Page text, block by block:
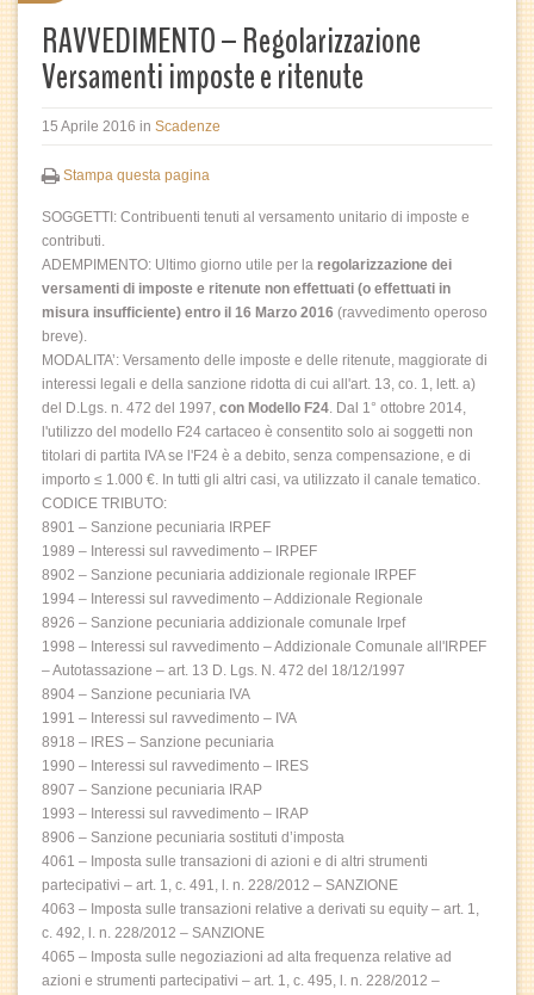
RAVVEDIMENTO – Regolarizzazione
Versamenti imposte e ritenute
15 Aprile 2016 in Scadenze
Stampa questa pagina
SOGGETTI: Contribuenti tenuti al versamento unitario di imposte e
contributi.
ADEMPIMENTO: Ultimo giorno utile per la regolarizzazione dei
versamenti di imposte e ritenute non effettuati (o effettuati in
misura insufficiente) entro il 16 Marzo 2016 (ravvedimento operoso
breve).
MODALITA’: Versamento delle imposte e delle ritenute, maggiorate di
interessi legali e della sanzione ridotta di cui all'art. 13, co. 1, lett. a)
del D.Lgs. n. 472 del 1997, con Modello F24. Dal 1° ottobre 2014,
l'utilizzo del modello F24 cartaceo è consentito solo ai soggetti non
titolari di partita IVA se l'F24 è a debito, senza compensazione, e di
importo ≤ 1.000 €. In tutti gli altri casi, va utilizzato il canale tematico.
CODICE TRIBUTO:
8901 – Sanzione pecuniaria IRPEF
1989 – Interessi sul ravvedimento – IRPEF
8902 – Sanzione pecuniaria addizionale regionale IRPEF
1994 – Interessi sul ravvedimento – Addizionale Regionale
8926 – Sanzione pecuniaria addizionale comunale Irpef
1998 – Interessi sul ravvedimento – Addizionale Comunale all'IRPEF
– Autotassazione – art. 13 D. Lgs. N. 472 del 18/12/1997
8904 – Sanzione pecuniaria IVA
1991 – Interessi sul ravvedimento – IVA
8918 – IRES – Sanzione pecuniaria
1990 – Interessi sul ravvedimento – IRES
8907 – Sanzione pecuniaria IRAP
1993 – Interessi sul ravvedimento – IRAP
8906 – Sanzione pecuniaria sostituti d’imposta
4061 – Imposta sulle transazioni di azioni e di altri strumenti
partecipativi – art. 1, c. 491, l. n. 228/2012 – SANZIONE
4063 – Imposta sulle transazioni relative a derivati su equity – art. 1,
c. 492, l. n. 228/2012 – SANZIONE
4065 – Imposta sulle negoziazioni ad alta frequenza relative ad
azioni e strumenti partecipativi – art. 1, c. 495, l. n. 228/2012 –